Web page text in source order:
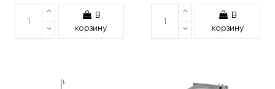
В
корзину
В
корзину